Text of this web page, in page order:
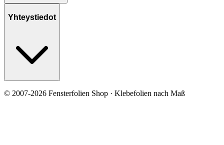
Yhteystiedot
© 2007-2026 Fensterfolien Shop · Klebefolien nach Maß